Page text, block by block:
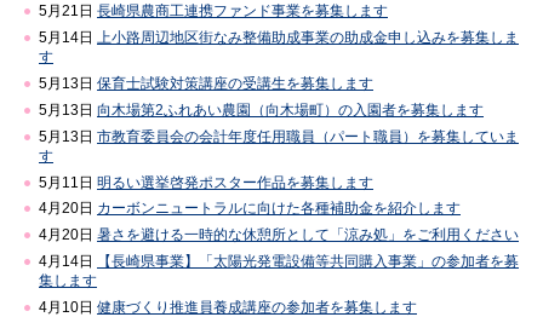
5月21日 長崎県農商工連携ファンド事業を募集します
5月14日
上小路周辺地区街なみ整備助成事業の助成金申し込みを募集しま
す
5月13日 保育士試験対策講座の受講生を募集します
5月13日 向木場第2ふれあい農園（向木場町）の入園者を募集します
5月13日 市教育委員会の会計年度任用職員（パート職員）を募集していま
す
5月11日 明るい選挙啓発ポスター作品を募集します
4月20日 カーボンニュートラルに向けた各種補助金を紹介します
4月20日 暑さを避ける一時的な休憩所として「涼み処」をご利用ください
4月14日
【長崎県事業】「太陽光発電設備等共同購入事業」の参加者を募
集します
4月10日 健康づくり推進員養成講座の参加者を募集します